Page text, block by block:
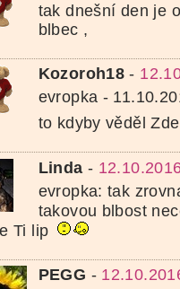
tak dnešní den je
blbec ,
Kozoroh18 -
evropka -
to kdyby věděl
Linda -
evropka: tak
takovou blbost
Ti lip
PEGG -